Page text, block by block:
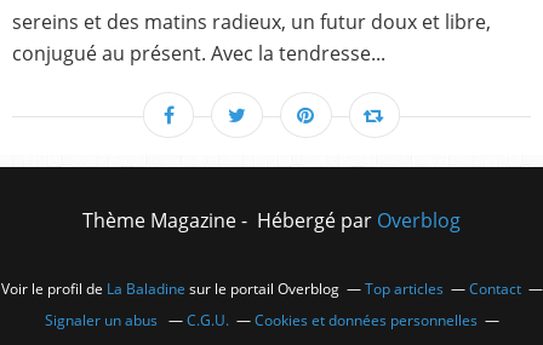
sereins et des matins radieux, un futur doux et libre,
conjugué au présent. Avec la tendresse...
Thème Magazine - Hébergé par Overblog
Voir le profil de La Baladine sur le portail Overblog Top articles
Contact
Signaler un abus
C.G.U.
Cookies et données personnelles